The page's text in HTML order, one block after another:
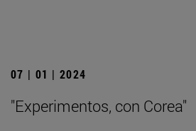
07 | 01 | 2024
"Experimentos, con Corea"